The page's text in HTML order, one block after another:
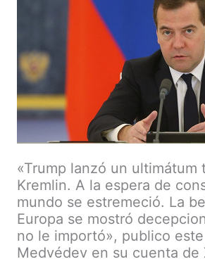
«Trump lanzó un ultimátum
Kremlin. A la espera de
mundo se estremeció. La
Europa se mostró
no le importó», publico
Medvédev en su cuenta de